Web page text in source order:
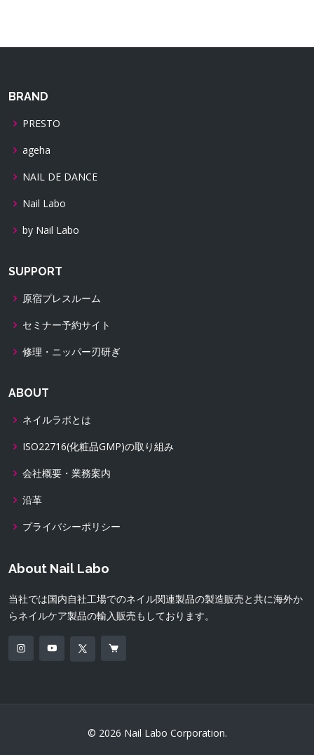
BRAND
PRESTO
ageha
NAIL DE DANCE
Nail Labo
by Nail Labo
SUPPORT
原宿プレスルーム
セミナー予約サイト
修理・ニッパー刃研ぎ
ABOUT
ネイルラボとは
ISO22716(化粧品GMP)の取り組み
会社概要・業務案内
沿革
プライバシーポリシー
About Nail Labo
当社では国内自社工場でのネイル関連製品の製造販売と共に海外か
らネイルケア製品の輸入販売もしております。
© 2026 Nail Labo Corporation.